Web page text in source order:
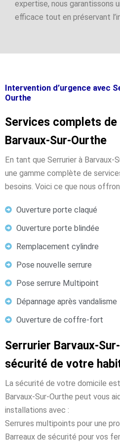
expertise, nous garantissons
efficace tout en préservant
Intervention d’urgence avec
Ourthe
Services complets
Barvaux-Sur-Ourthe
En tant que Serrurier à Barvaux-
une gamme complète de
besoins. Voici ce que nous
Ouverture porte claqué
Ouverture porte blindée
Remplacement cylindre
Pose nouvelle serrure
Pose serrure Multipoint
Dépannage après vandalisme
Ouverture de coffre-fort
Serrurier Barvaux-
sécurité de votre
La sécurité de votre domicile
Barvaux-Sur-Ourthe peut vous
installations avec :
Serrures multipoints pour une
Barreaux de sécurité pour vos